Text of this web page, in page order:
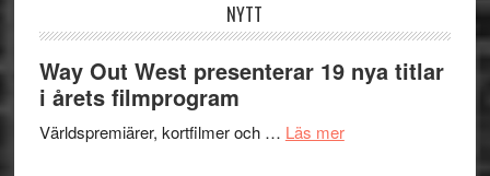
NYTT
Way Out West presenterar 19 nya titlar
i årets filmprogram
Världspremiärer, kortfilmer och … Läs merom